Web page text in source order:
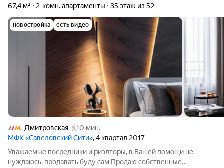
67,4 м² 2-комн. апартаменты 35 этаж из 52
новостройка есть видео
Дмитровская
10 мин.
МФК «Савеловский Сити», 4 квартал 2017
Уважаемые посредники и риэлторы, в Вашей помощи не
нуждаюсь, продавать буду сам Продаю собственные